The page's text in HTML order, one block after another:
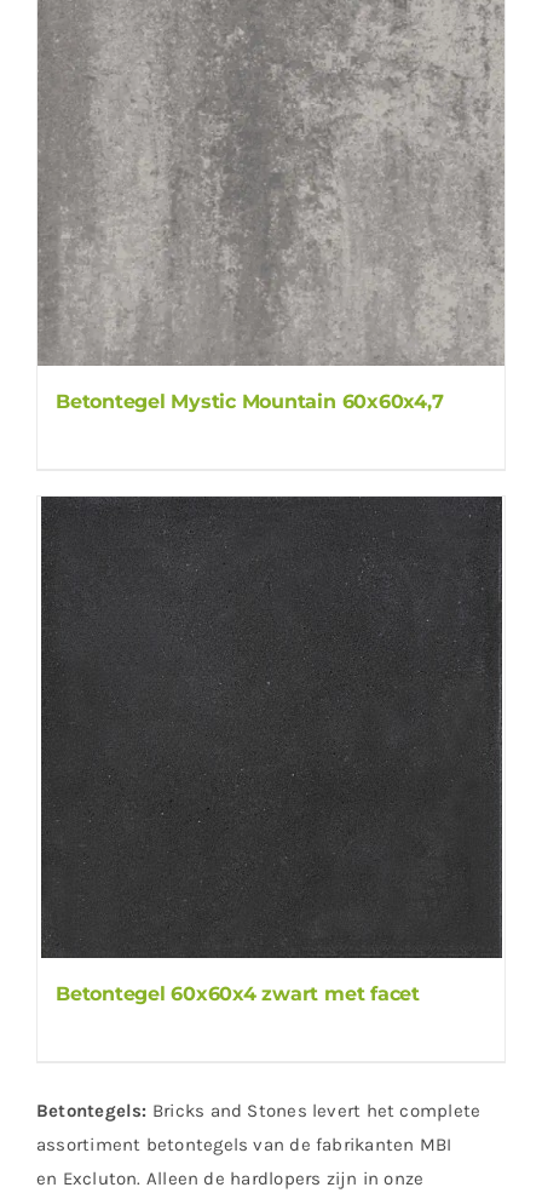
Betontegel Mystic Mountain 60x60x4,7
Betontegel 60x60x4 zwart met facet
Betontegels: Bricks and Stones levert het complete
assortiment betontegels van de fabrikanten MBI
en Excluton. Alleen de hardlopers zijn in onze